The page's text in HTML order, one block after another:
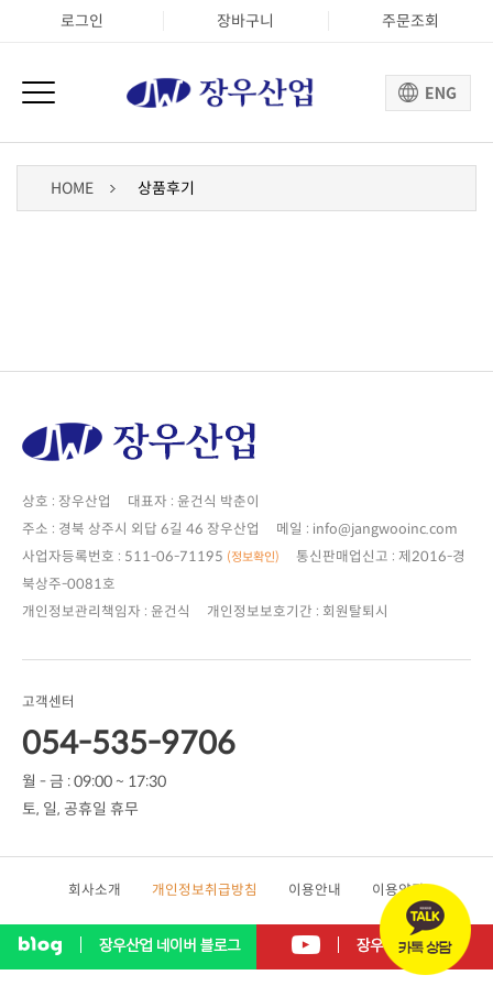
로그인 장바구니 주문조회
HOME 상품후기
상호 : 장우산업 대표자 : 윤건식 박춘이
주소 : 경북 상주시 외답 6길 46 장우산업 메일 : info@jangwooinc.com
사업자등록번호 : 511-06-71195 (정보확인)
북상주-0081호
개인정보관리책임자 : 윤건식 개인정보보호기간 : 회원탈퇴시
고객센터
054-535-9706
월 - 금 : 09:00 ~ 17:30
토, 일, 공휴일 휴무
회사소개 개인정보취급방침 이용안내 이용약관